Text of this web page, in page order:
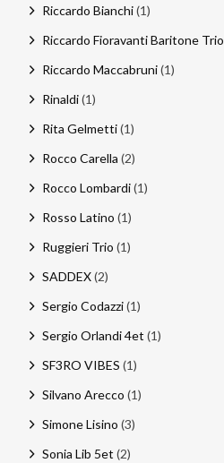
Riccardo Bianchi(1)
Riccardo Fioravanti Baritone Trio
Riccardo Maccabruni(1)
Rinaldi(1)
Rita Gelmetti(1)
Rocco Carella (2)
Rocco Lombardi(1)
Rosso Latino (1)
Ruggieri Trio (1)
SADDEX(2)
Sergio Codazzi(1)
Sergio Orlandi 4et (1)
SF3RO VIBES (1)
Silvano Arecco (1)
Simone Lisino (3)
Sonia Lib 5et (2)